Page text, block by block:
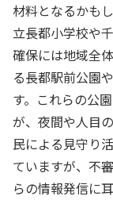
材料となるかも
立長都小学校や
確保には地域全
る長都駅前公園
す。これらの公
が、夜間や人目
民による見守り
ていますが、不
らの情報発信に